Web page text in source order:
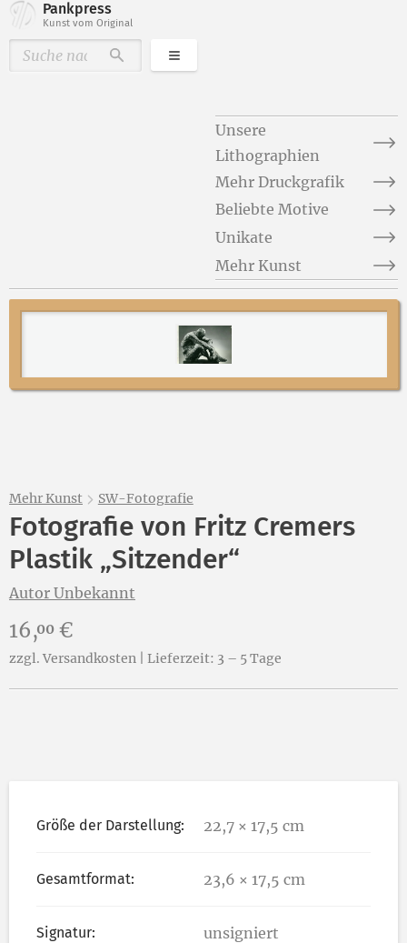
Pankpress
Kunst vom Original
DurchsuchenKategorien
Unsere
Lithographien
Mehr Druckgrafik
Beliebte Motive
Unikate
Mehr Kunst
Mehr Kunst SW-Fotografie
Fotografie von Fritz Cremers
Plastik „Sitzender“
Autor Unbekannt
Preis:
16,00 €
zzgl. Versandkosten | Lieferzeit: 3 – 5 Tage
Größe der Darstellung: 22,7 × 17,5 cm
Gesamtformat: 23,6 × 17,5 cm
Signatur: unsigniert